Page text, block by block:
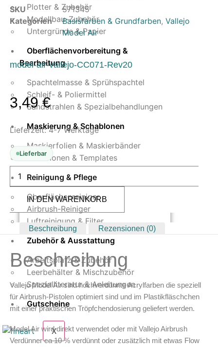
Plotter & Zubehör
Modellbau-Zubehör
Untergründe & Papier
Oberflächenvorbereitung &
Bearbeitung
Spachtelmasse & Sprühspachtel
Schleif- & Poliermittel
Sandstrahlen & Spezialbehandlungen
Maskierung & Schablonen
Maskierfolien & Maskierbänder
Schablonen & Templates
Reinigung & Pflege
Oberflächenreiniger
Airbrush-Reiniger
Luftreinigung & Filter
Zubehör & Ausstattung
Arbeitsplatz & Zubehör
Leerbehälter & Mischzubehör
Spezialliteratur & Anleitungen
Gutscheine
X
SKU
571345
Kategorien
Basisfarben & Grundfarben, Vallejo
Model Air
model-air-vallejo-CC071-Rev20
3,49€
Lieferzeit:4-7 Werktage
Lieferbar
Vallejo
Model
Air
Russian
AF
N.8
17
ml
IN DEN WARENKORB
Beschreibung Rezensionen (0)
Beschreibung
Vallejo Model Air sind hochverdünnte Acrylfarben die speziell
für Airbrush-Pistolen optimiert sind und im Plastikfläschchen
mit einer praktischen Tröpfchendosierung geliefert werden.
Model Air wird direkt verwendet oder mit Vallejo Airbrush
Verdünner ca 10 % verdünnt oder zusätzlich mit etwas Flow